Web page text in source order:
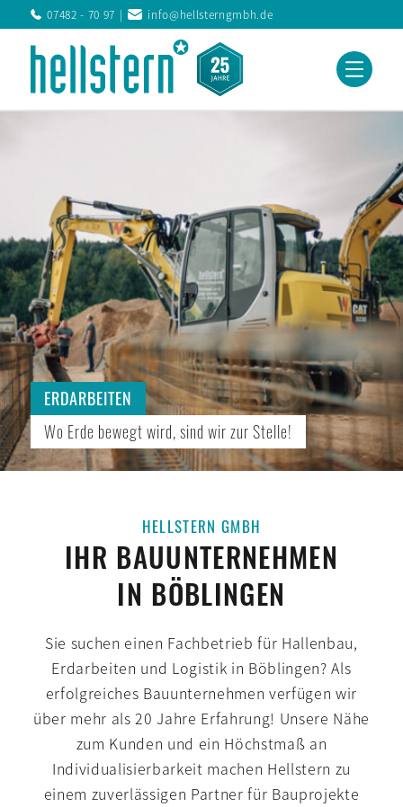
07482 - 70 97 info@hellsterngmbh.de
ERDARBEITEN
Wo Erde bewegt wird, sind wir zur Stelle!
HELLSTERN GMBH
IHR BAUUNTERNEHMEN
IN BÖBLINGEN
Sie suchen einen Fach­betrieb für Hallen­bau,
Erd­arbeiten und Logistik in Böblingen? Als
erfolg­reiches Bau­unternehmen ver­fügen wir
über mehr als 20 Jahre Erfahrung! Unsere Nähe
zum Kunden und ein Höchst­maß an
Individualisierbarkeit machen Hell­stern zu
einem zu­verlässigen Partner für Bau­projekte